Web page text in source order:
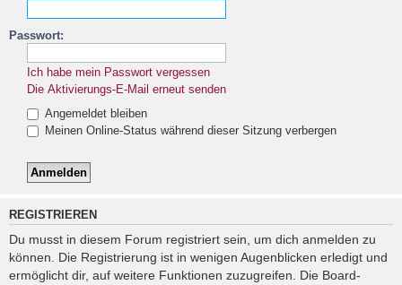
Passwort:
Ich habe mein Passwort vergessen
Die Aktivierungs-E-Mail erneut senden
Angemeldet bleiben
Meinen Online-Status während dieser Sitzung verbergen
REGISTRIEREN
Du musst in diesem Forum registriert sein, um dich anmelden zu
können. Die Registrierung ist in wenigen Augenblicken erledigt und
ermöglicht dir, auf weitere Funktionen zuzugreifen. Die Board-